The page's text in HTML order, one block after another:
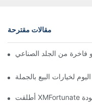
مقالات مقترحة
من الجلد الصناعي
لخيارات البيع بالجملة